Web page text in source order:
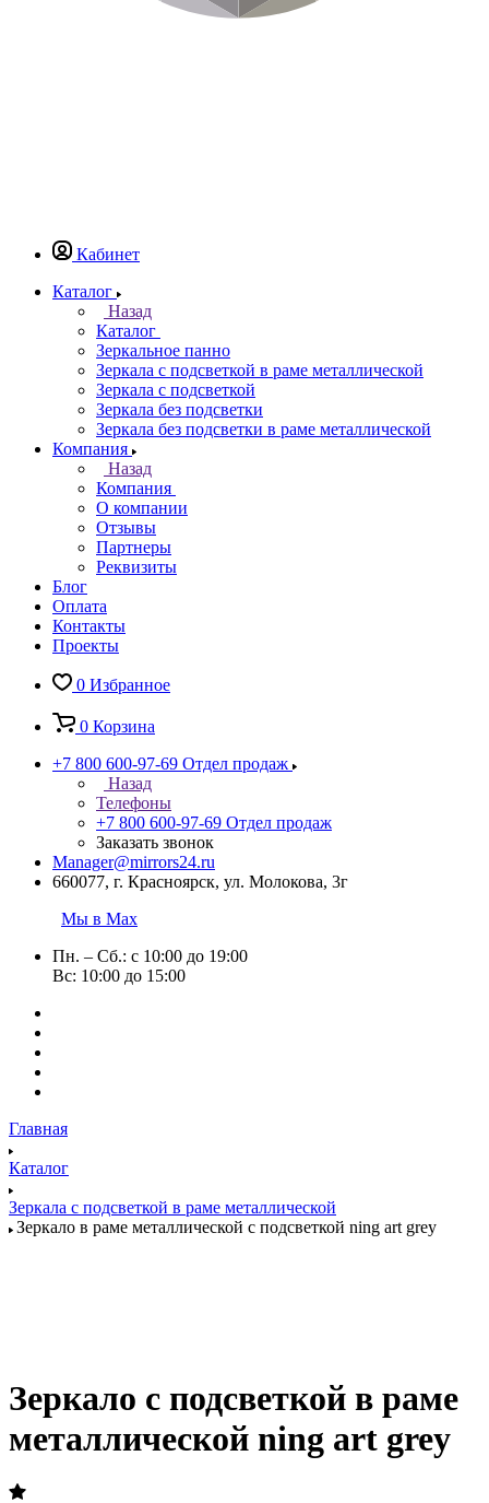
Кабинет
Каталог
Назад
Каталог
Зеркальное панно
Зеркала с подсветкой в раме металлической
Зеркала с подсветкой
Зеркала без подсветки
Зеркала без подсветки в раме металлической
Компания
Назад
Компания
О компании
Отзывы
Партнеры
Реквизиты
Блог
Оплата
Контакты
Проекты
0 Избранное
0 Корзина
+7 800 600-97-69 Отдел продаж
Назад
Телефоны
+7 800 600-97-69 Отдел продаж
Заказать звонок
Manager@mirrors24.ru
660077, г. Красноярск, ул. Молокова, 3г
Мы в Max
Пн. – Сб.: с 10:00 до 19:00
Вс: 10:00 до 15:00
Главная
Каталог
Зеркала с подсветкой в раме металлической
Зеркало в раме металлической с подсветкой ning art grey
Зеркало с подсветкой в раме
металлической ning art grey